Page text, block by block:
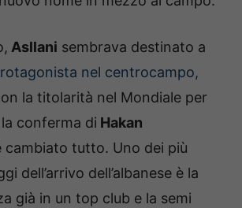
Asllani sembrava destinato a
nel centrocampo,
la titolarità nel Mondiale per
conferma di Hakan
cambiato tutto. Uno dei più
dell’arrivo dell’albanese è la
già in un top club e la semi